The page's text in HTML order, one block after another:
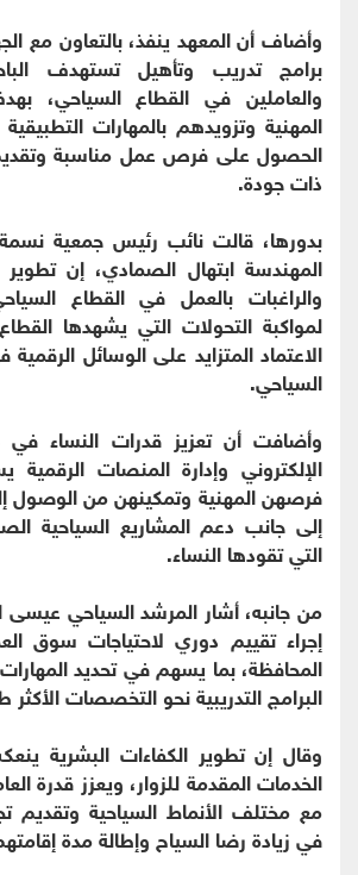
وأضاف أن المعهد ينفذ، بالتعاون مع
برامج تدريب وتأهيل تستهدف
والعاملين في القطاع السياحي،
المهنية وتزويدهم بالمهارات
الحصول على فرص عمل مناسبة
ذات جودة.
بدورها، قالت نائب رئيس جمعية
المهندسة ابتهال الصمادي، إن تطوير
والراغبات بالعمل في القطاع
لمواكبة التحولات التي يشهدها
الاعتماد المتزايد على الوسائل
السياحي.
وأضافت أن تعزيز قدرات النساء في
الإلكتروني وإدارة المنصات
فرصهن المهنية وتمكينهن من الوصول
إلى جانب دعم المشاريع السياحية
التي تقودها النساء.
من جانبه، أشار المرشد السياحي عيسى
إجراء تقييم دوري لاحتياجات سوق
المحافظة، بما يسهم في تحديد
البرامج التدريبية نحو التخصصات
وقال إن تطوير الكفاءات البشرية
الخدمات المقدمة للزوار، ويعزز قدرة
مع مختلف الأنماط السياحية وتقديم
في زيادة رضا السياح وإطالة مدة